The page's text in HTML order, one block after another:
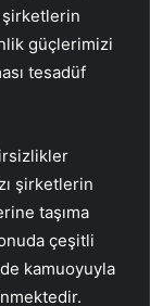
şirketlerin
güçlerimizi
tesadüf
şirketlerin
taşıma
çeşitli
kamuoyuyla